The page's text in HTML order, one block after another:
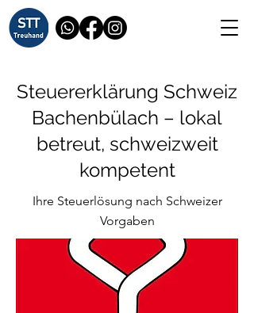
Steuererklärung Schweiz
Bachenbülach – lokal
betreut, schweizweit
kompetent
Ihre Steuerlösung nach Schweizer
Vorgaben